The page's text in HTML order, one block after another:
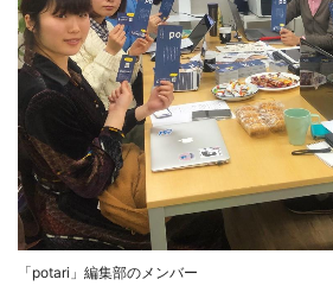
「potari」編集部のメンバー